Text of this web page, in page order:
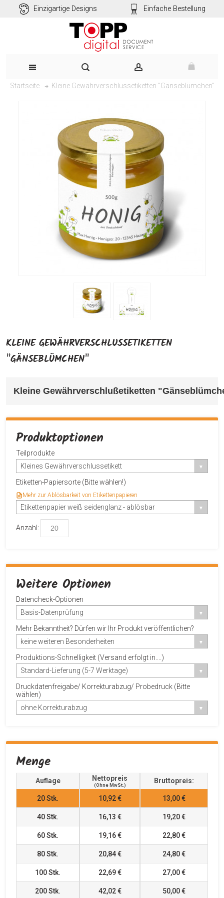
Einzigartige Designs Einfache Bestellung
Startseite Kleine Gewährverschlussetiketten "Gänseblümchen"
KLEINE GEWÄHRVERSCHLUSSETIKETTEN
"GÄNSEBLÜMCHEN"
Kleine Gewährverschlußetiketten
Produktoptionen
Teilprodukte
Kleines Gewährverschlussetikett
Etiketten-Papiersorte (Bitte wählen!)
Mehr zur Ablösbarkeit von Etikettenpapieren
Etikettenpapier weiß seidenglanz - ablösbar
Anzahl:
Weitere Optionen
Datencheck-Optionen
Basis-Datenprüfung
Mehr Bekanntheit? Dürfen wir Ihr Produkt veröffentlichen?
keine weiteren Besonderheiten
Produktions-Schnelligkeit (Versand erfolgt in....)
Standard-Lieferung (5-7 Werktage)
Druckdatenfreigabe/ Korrekturabzug/ Probedruck (Bitte
wählen)
ohne Korrekturabzug
Menge
Auflage Nettopreis
(ohne MwSt.)
Bruttopreis:
20Stk. 10,92 € 13,00 €
40Stk. 16,13 € 19,20 €
60Stk. 19,16 € 22,80 €
80Stk. 20,84 € 24,80 €
100Stk. 22,69 € 27,00 €
200Stk. 42,02 € 50,00 €